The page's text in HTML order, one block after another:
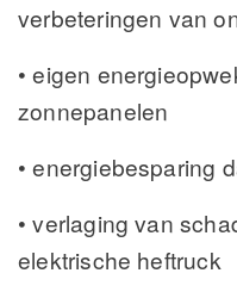
verbeteringen van
• eigen
zonnepanelen
• energiebesparing
• verlaging van
elektrische heftruck